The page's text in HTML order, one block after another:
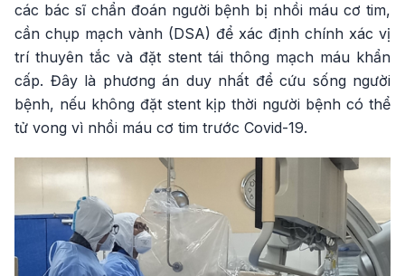
các bác sĩ chẩn đoán người bệnh bị nhồi máu cơ tim,
cần chụp mạch vành (DSA) để xác định chính xác vị
trí thuyên tắc và đặt stent tái thông mạch máu khẩn
cấp. Đây là phương án duy nhất để cứu sống người
bệnh, nếu không đặt stent kịp thời người bệnh có thể
tử vong vì nhồi máu cơ tim trước Covid-19.